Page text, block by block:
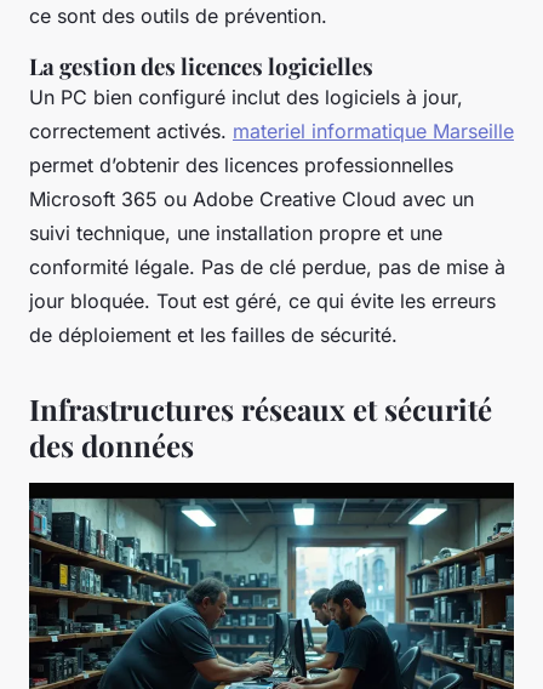
ce sont des outils de prévention.
La gestion des licences logicielles
Un PC bien configuré inclut des logiciels à jour,
correctement activés. materiel informatique Marseille
permet d’obtenir des licences professionnelles
Microsoft 365 ou Adobe Creative Cloud avec un
suivi technique, une installation propre et une
conformité légale. Pas de clé perdue, pas de mise à
jour bloquée. Tout est géré, ce qui évite les erreurs
de déploiement et les failles de sécurité.
Infrastructures réseaux et sécurité
des données